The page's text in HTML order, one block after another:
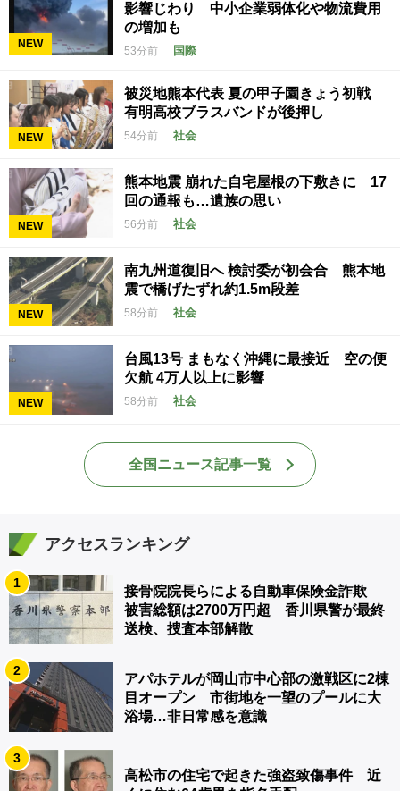
NEW
影響じわり 中小企業弱体化や物流費用
の増加も
53分前 国際
NEW
被災地熊本代表 夏の甲子園きょう初戦
有明高校ブラスバンドが後押し
54分前 社会
NEW
熊本地震 崩れた自宅屋根の下敷きに 17
回の通報も…遺族の思い
56分前 社会
NEW
南九州道復旧へ 検討委が初会合 熊本地
震で橋げたずれ約1.5m段差
58分前 社会
NEW
台風13号 まもなく沖縄に最接近 空の便
欠航 4万人以上に影響
58分前 社会
全国ニュース記事一覧
アクセスランキング
1
接骨院院長らによる自動車保険金詐欺
被害総額は2700万円超 香川県警が最終
送検、捜査本部解散
2
アパホテルが岡山市中心部の激戦区に2棟
目オープン 市街地を一望のプールに大
浴場…非日常感を意識
3
高松市の住宅で起きた強盗致傷事件 近